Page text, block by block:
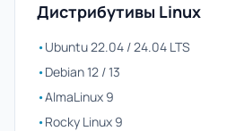
Дистрибутивы Linux
•Ubuntu 22.04 / 24.04 LTS
•Debian 12 / 13
•AlmaLinux 9
•Rocky Linux 9